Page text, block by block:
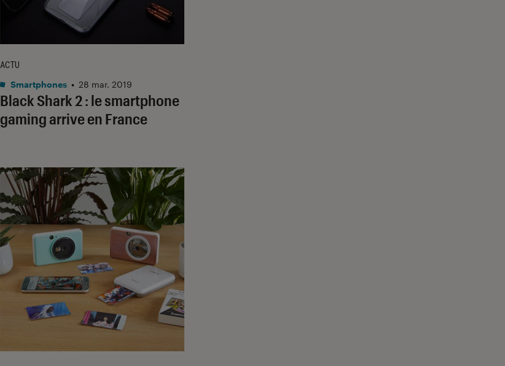
Black Shark 2 : le smartphone
gaming arrive en France
ACTU
Smartphones • 28 mar. 2019